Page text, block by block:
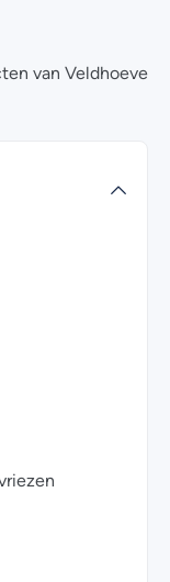
vullen met
van een hele
van Veldhoeve